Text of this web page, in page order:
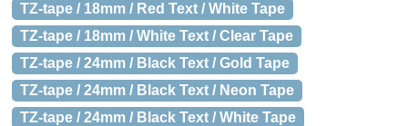
TZ-tape / 18mm / Red Text / White Tape
TZ-tape / 18mm / White Text / Clear Tape
TZ-tape / 24mm / Black Text / Gold Tape
TZ-tape / 24mm / Black Text / Neon Tape
TZ-tape / 24mm / Black Text / White Tape